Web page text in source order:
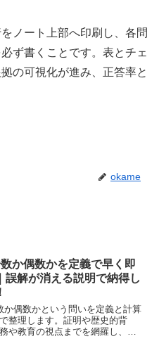
ノート上部へ印刷し、各問
ず書くことです。表とチェ
の可視化が進み、正答率と
okame
か偶数かを定義で早く即
誤解が消える説明で納得し
か偶数かという問いを定義と計算
整理します。証明や歴史的背
や教育の視点までを網羅し、誤